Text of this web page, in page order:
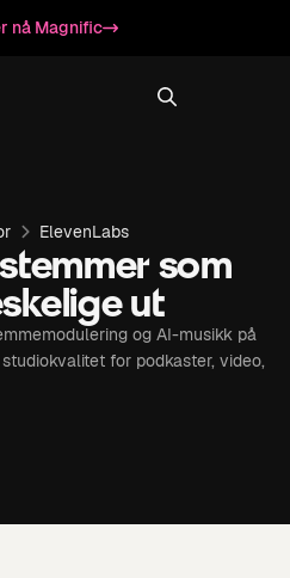
nå Magnific
ElevenLabs
som
ut
og AI-musikk på
for podkaster, video,